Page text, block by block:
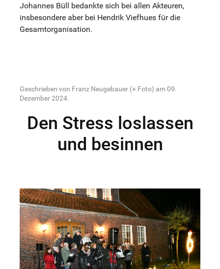
Johannes Büll bedankte sich bei allen Akteuren,
insbesondere aber bei Hendrik Viefhues für die
Gesamtorganisation.
Geschrieben von Franz Neugebauer (+ Foto) am09.
Dezember 2024.
Den Stress loslassen
und besinnen